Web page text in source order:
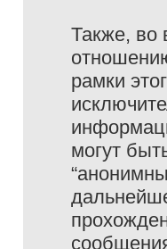
Также, во
рамки
могут